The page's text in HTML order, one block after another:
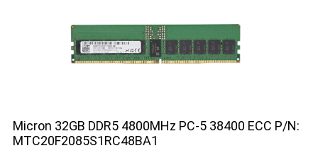
Micron 32GB DDR5 4800MHz PC-5 38400 ECC P/N:
MTC20F2085S1RC48BA1